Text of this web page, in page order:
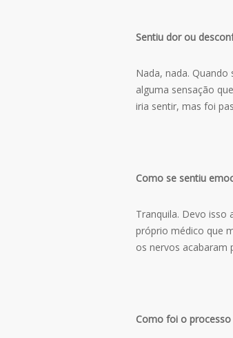
Sentiu dor ou
Nada, nada.
alguma sensação
iria sentir, mas foi
Como se sentiu
Tranquila. Devo
próprio médico que
os nervos acabaram
Como foi o processo